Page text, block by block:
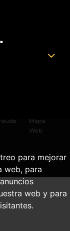
para mejorar
web, para
web y para
Mapa
Web